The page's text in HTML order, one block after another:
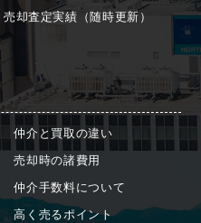
売却査定実績（随時更新）
仲介と買取の違い
売却時の諸費用
仲介手数料について
高く売るポイント